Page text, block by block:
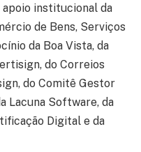
institucional da
de Bens, Serviços
da Boa Vista, da
do Correios
do Comitê Gestor
Lacuna Software, da
Digital e da